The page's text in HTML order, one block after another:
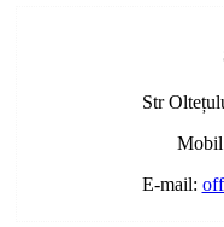
Str
E-mail: